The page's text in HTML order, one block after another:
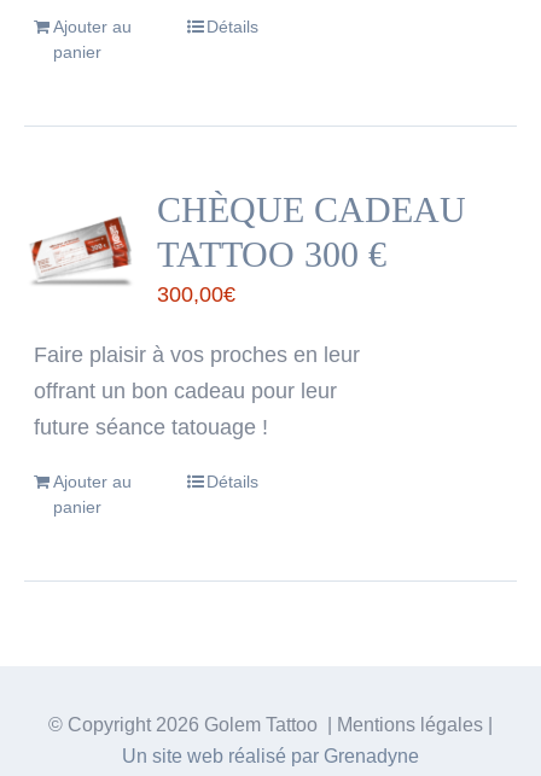
Ajouter au
panier
Détails
CHÈQUE CADEAU
TATTOO 300 €
300,00€
Faire plaisir à vos proches en leur
offrant un bon cadeau pour leur
future séance tatouage !
Ajouter au
panier
Détails
© Copyright 2026 Golem Tattoo | Mentions légales |
Un site web réalisé par Grenadyne